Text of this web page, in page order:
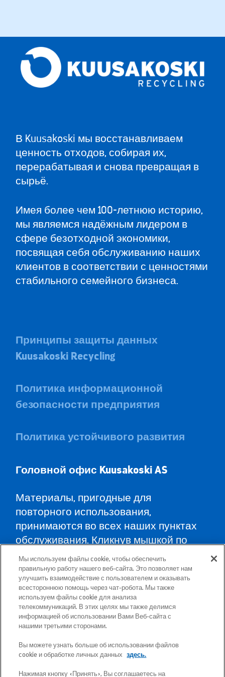
В Kuusakoski мы восстанавливаем
ценность отходов, собирая их,
перерабатывая и снова превращая в
сырьё.
Имея более чем 100-летнюю историю,
мы являемся надёжным лидером в
сфере безотходной экономики,
посвящая себя обслуживанию наших
клиентов в соответствии с ценностями
стабильного семейного бизнеса.
Принципы защиты данных
Kuusakoski Recycling
Политика информационной
безопасности предприятия
Политика устойчивого развития
Головной офис Kuusakoski AS
Материалы, пригодные для
повторного использования,
принимаются во всех наших пунктах
обслуживания. Кликнув мышкой по
карте, Вы найдёте пункты
обслуживания во всех уездах и
указания, как туда доехать.
Почтовый адрес: Betooni 12, 13816 Tallinn
(Эстония)
Бесплатный короткий номер 13660
Мы используем файлы cookie, чтобы обеспечить
правильную работу нашего веб-сайта. Это позволяет нам
улучшить взаимодействие с пользователем и оказывать
всестороннюю помощь через чат-робота. Мы также
используем файлы cookie для анализа
телекоммуникаций. В этих целях мы также делимся
информацией об использовании Вами Веб-сайта с
нашими третьими сторонами.
Вы можете узнать больше об использовании файлов
cookie и обработке личных данных
здесь.
Нажимая кнопку «Принять», Вы соглашаетесь на